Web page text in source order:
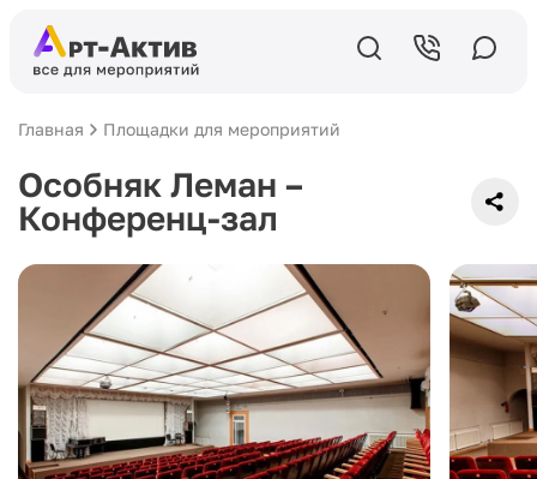
Главная Площадки для мероприятий
Особняк Леман –
Конференц-зал